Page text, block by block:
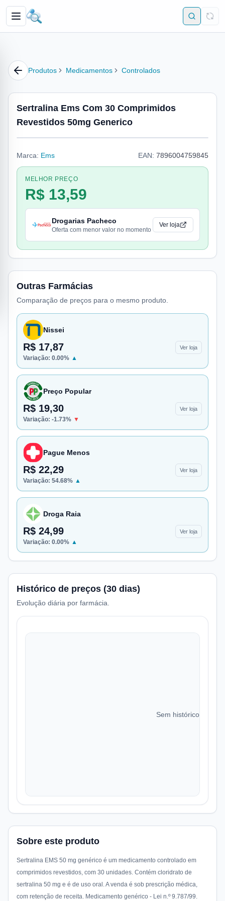
Produtos Medicamentos Controlados
Sertralina Ems Com 30 Comprimidos
Revestidos 50mg Generico
Marca: Ems EAN: 7896004759845
MELHOR PREÇO
R$ 13,59
Drogarias Pacheco
Oferta com menor valor no momento
Ver loja
Outras Farmácias
Comparação de preços para o mesmo produto.
Nissei
R$ 17,87 Ver loja
Variação: 0.00% ▲
Preço Popular
R$ 19,30 Ver loja
Variação: -1.73% ▼
Pague Menos
R$ 22,29 Ver loja
Variação: 54.68% ▲
Droga Raia
R$ 24,99 Ver loja
Variação: 0.00% ▲
Histórico de preços (30 dias)
Evolução diária por farmácia.
Sem histórico de
Sobre este produto
Sertralina EMS 50 mg genérico é um medicamento controlado em
comprimidos revestidos, com 30 unidades. Contém cloridrato de
sertralina 50 mg e é de uso oral. A venda é sob prescrição médica,
com retenção de receita. Medicamento genérico - Lei n.º 9.787/99.